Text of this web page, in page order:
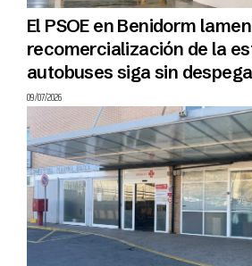
El PSOE en Benidorm
recomercialización de la
autobuses siga sin
09/07/2026